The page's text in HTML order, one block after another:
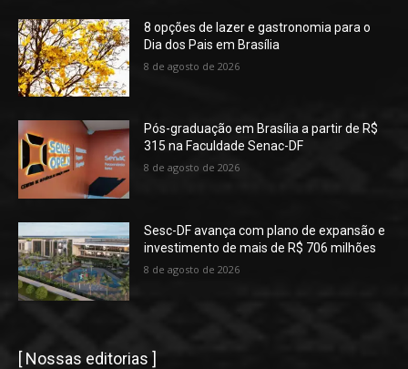
8 opções de lazer e gastronomia para o
Dia dos Pais em Brasília
8 de agosto de 2026
Pós-graduação em Brasília a partir de R$
315 na Faculdade Senac-DF
8 de agosto de 2026
Sesc-DF avança com plano de expansão e
investimento de mais de R$ 706 milhões
8 de agosto de 2026
[ Nossas editorias ]